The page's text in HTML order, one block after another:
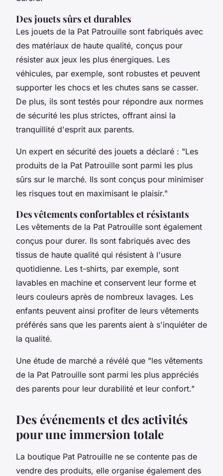
Des jouets sûrs et durables
Les jouets de la Pat Patrouille sont fabriqués avec
des matériaux de haute qualité, conçus pour
résister aux jeux les plus énergiques. Les
véhicules, par exemple, sont robustes et peuvent
supporter les chocs et les chutes sans se casser.
De plus, ils sont testés pour répondre aux normes
de sécurité les plus strictes, offrant ainsi la
tranquillité d'esprit aux parents.
Un expert en sécurité des jouets a déclaré : "Les
produits de la Pat Patrouille sont parmi les plus
sûrs sur le marché. Ils sont conçus pour minimiser
les risques tout en maximisant le plaisir."
Des vêtements confortables et résistants
Les vêtements de la Pat Patrouille sont également
conçus pour durer. Ils sont fabriqués avec des
tissus de haute qualité qui résistent à l'usure
quotidienne. Les t-shirts, par exemple, sont
lavables en machine et conservent leur forme et
leurs couleurs après de nombreux lavages. Les
enfants peuvent ainsi profiter de leurs vêtements
préférés sans que les parents aient à s'inquiéter de
la qualité.
Une étude de marché a révélé que "les vêtements
de la Pat Patrouille sont parmi les plus appréciés
des parents pour leur durabilité et leur confort."
Des événements et des activités
pour une immersion totale
La boutique Pat Patrouille ne se contente pas de
vendre des produits, elle organise également des